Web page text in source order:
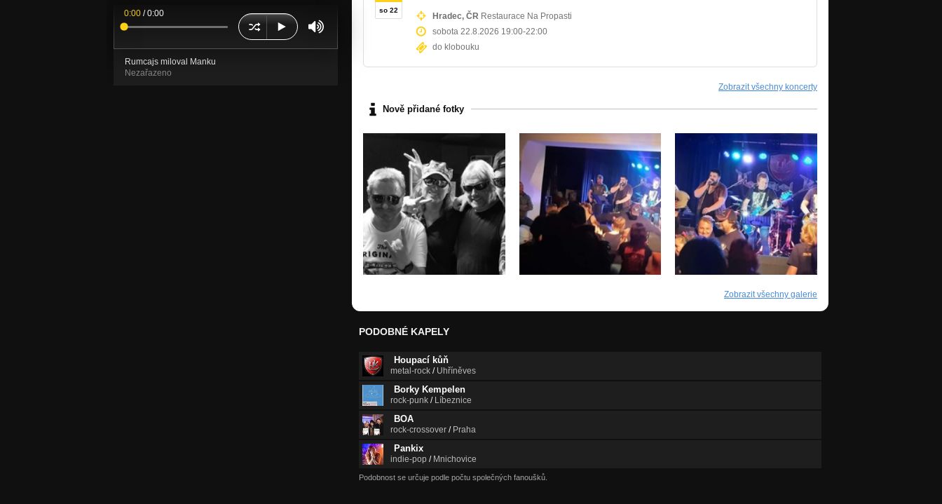
0:00 /0:00
Rumcajs miloval Manku
Nezařazeno
so 22
Hradec, ČR Restaurace Na Propasti
sobota 22.8.2026 19:00-22:00
do klobouku
Zobrazit všechny koncerty
Nově přidané fotky
Zobrazit všechny galerie
PODOBNÉ KAPELY
Houpací kůň
metal-rock / Uhříněves
Borky Kempelen
rock-punk / Líbeznice
BOA
rock-crossover / Praha
Pankix
indie-pop / Mnichovice
Podobnost se určuje podle počtu společných fanoušků.